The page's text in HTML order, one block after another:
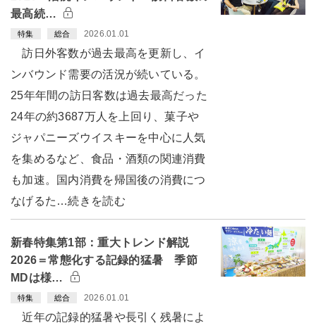
最高続…
特集 総合 2026.01.01
訪日外客数が過去最高を更新し、イ
ンバウンド需要の活況が続いている。
25年年間の訪日客数は過去最高だった
24年の約3687万人を上回り、菓子や
ジャパニーズウイスキーを中心に人気
を集めるなど、食品・酒類の関連消費
も加速。国内消費を帰国後の消費につ
なげるた…続きを読む
新春特集第1部：重大トレンド解説
2026＝常態化する記録的猛暑 季節
MDは様…
特集 総合 2026.01.01
近年の記録的猛暑や長引く残暑によ